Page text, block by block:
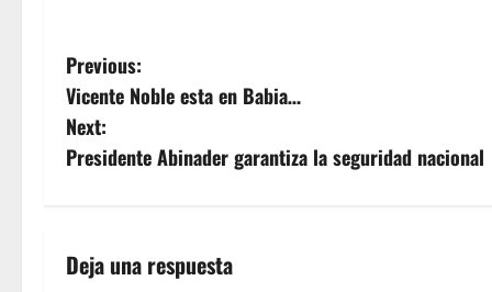
P
o
s
n
Previous:
Vicente Noble esta en Babia…
Next:
Presidente Abinader garantiza la seguridad nacional
Deja una respuesta